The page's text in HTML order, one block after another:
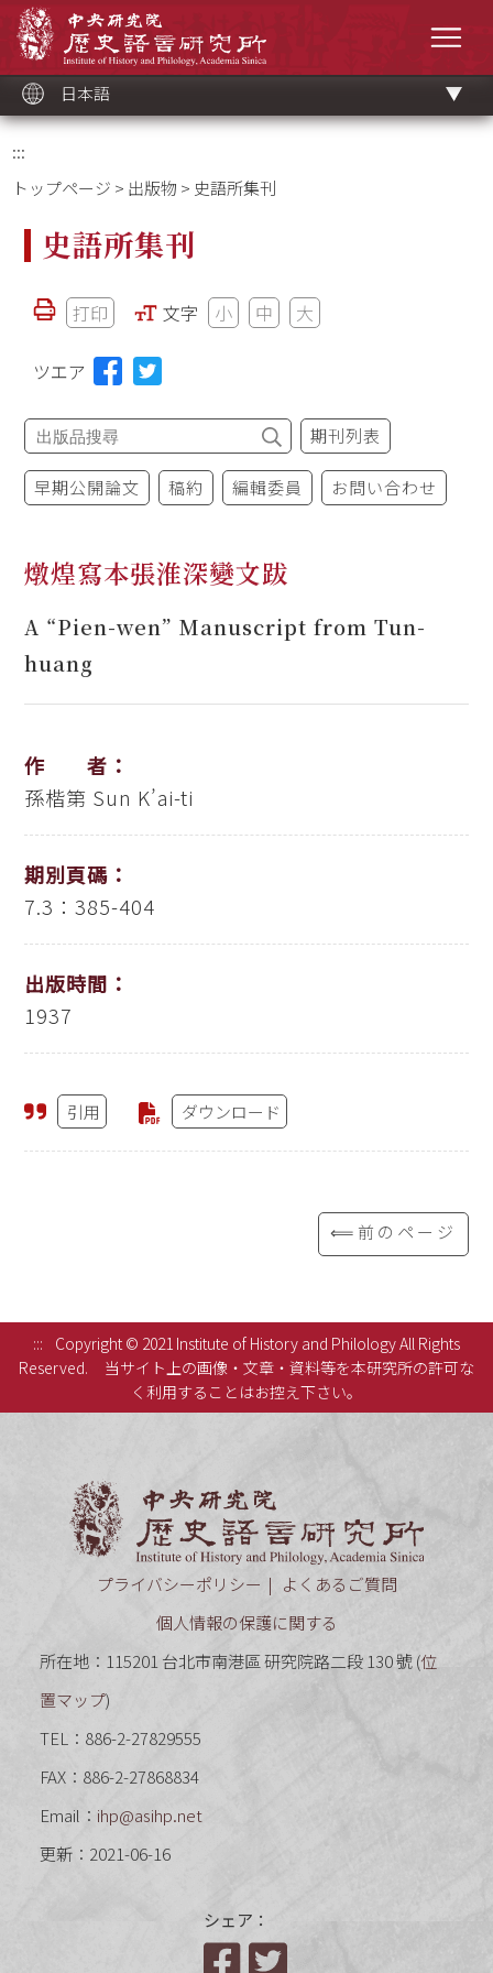
ッ
ク
日本語
:::
トップページ > 出版物 > 史語所集刊
史語所集刊
打印 文字 小 中 大
ツエア
期刊列表
早期公開論文 稿約 編輯委員 お問い合わせ
燉煌寫本張淮深變文跋
A “Pien-wen” Manuscript from Tun-
huang
作 者：
孫楷第 Sun K’ai-ti
期別頁碼：
7.3：385-404
出版時間：
1937
引用 ダウンロード
⟸前のページ
:::
Copyright © 2021 Institute of History and Philology All Rights
Reserved.
当サイト上の画像・文章・資料等を本研究所の許可な
く利用することはお控え下さい。
プライバシーポリシー
よくあるご質問
個人情報の保護に関する
所在地：115201 台北市南港區 研究院路二段 130 號 (位
置マップ)
TEL：886-2-27829555
FAX：886-2-27868834
Email： ihp@asihp.net
更新：2021-06-16
シェア：
Facebook